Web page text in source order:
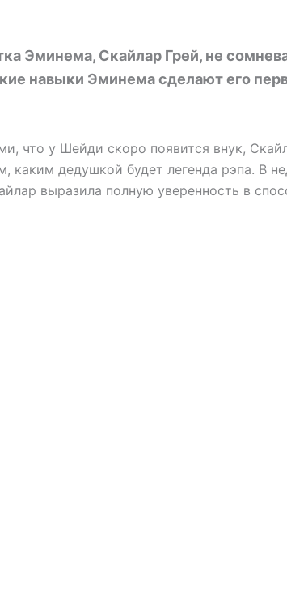
Эминема, Скайлар Грей, не
навыки Эминема сделают его
что у Шейди скоро появится внук,
каким дедушкой будет легенда рэпа. В
выразила полную уверенность в